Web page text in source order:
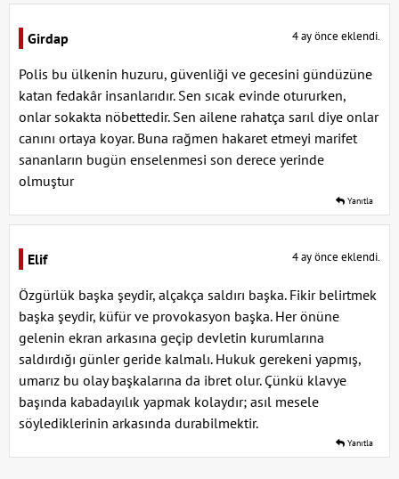
Girdap 4 ay önce eklendi.
Polis bu ülkenin huzuru, güvenliği ve gecesini gündüzüne
katan fedakâr insanlarıdır. Sen sıcak evinde otururken,
onlar sokakta nöbettedir. Sen ailene rahatça sarıl diye onlar
canını ortaya koyar. Buna rağmen hakaret etmeyi marifet
sananların bugün enselenmesi son derece yerinde
olmuştur
Yanıtla
Elif 4 ay önce eklendi.
Özgürlük başka şeydir, alçakça saldırı başka. Fikir belirtmek
başka şeydir, küfür ve provokasyon başka. Her önüne
gelenin ekran arkasına geçip devletin kurumlarına
saldırdığı günler geride kalmalı. Hukuk gerekeni yapmış,
umarız bu olay başkalarına da ibret olur. Çünkü klavye
başında kabadayılık yapmak kolaydır; asıl mesele
söylediklerinin arkasında durabilmektir.
Yanıtla